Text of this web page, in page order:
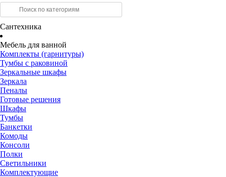
Сантехника
Мебель для ванной
Комплекты (гарнитуры)
Тумбы с раковиной
Зеркальные шкафы
Зеркала
Пеналы
Готовые решения
Шкафы
Тумбы
Банкетки
Комоды
Консоли
Полки
Светильники
Комплектующие